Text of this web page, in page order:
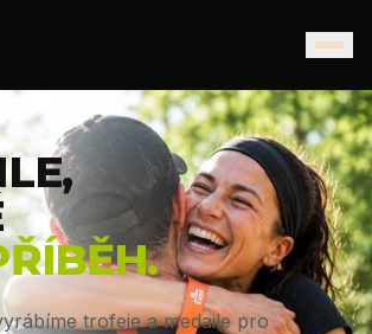
trofeje a medaile pro